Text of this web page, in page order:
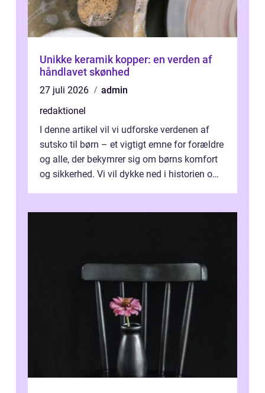
Unikke keramik kopper: en verden af
håndlavet skønhed
27 juli 2026
admin
redaktionel
I denne artikel vil vi udforske verdenen af
sutsko til børn – et vigtigt emne for forældre
og alle, der bekymrer sig om børns komfort
og sikkerhed. Vi vil dykke ned i historien om,